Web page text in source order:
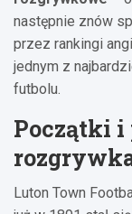
następnie znów
przez rankingi
jednym z
futbolu.
Początki i
Luton Town